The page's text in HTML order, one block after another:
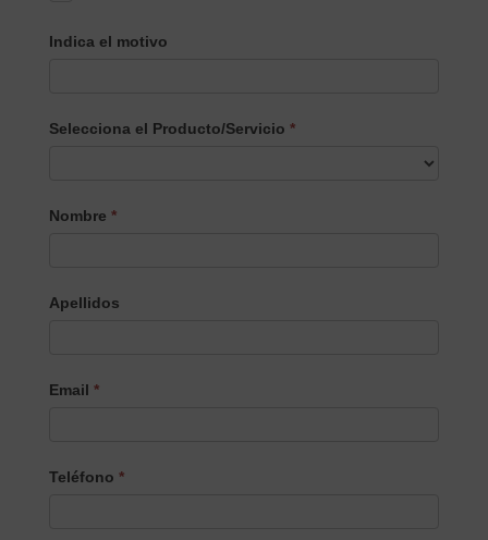
Indica el motivo
Selecciona el Producto/Servicio *
el
Nombre *
Apellidos
Email *
Teléfono *